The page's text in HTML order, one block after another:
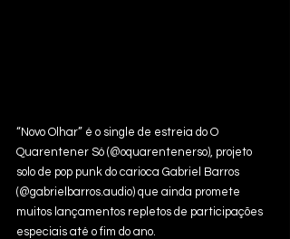
“Novo Olhar” é o single de estreia do O
Quarentener Só (@oquarentenerso), projeto
solo de pop punk do carioca Gabriel Barros
(@gabrielbarros.audio) que ainda promete
muitos lançamentos repletos de participações
especiais até o fim do ano.